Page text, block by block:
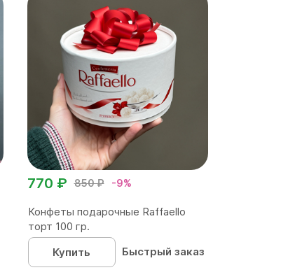
850 ₽ -9%
770 ₽
Конфеты подарочные Raffaello
торт 100 гр.
Купить
Быстрый заказ